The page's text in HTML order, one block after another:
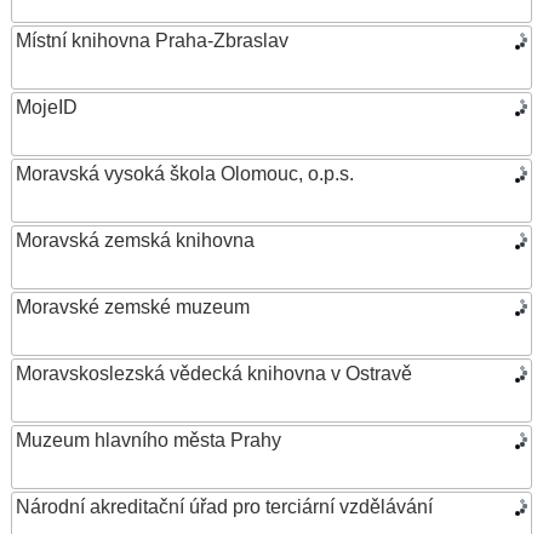
Místní knihovna Praha-Zbraslav
MojeID
Moravská vysoká škola Olomouc, o.p.s.
Moravská zemská knihovna
Moravské zemské muzeum
Moravskoslezská vědecká knihovna v Ostravě
Muzeum hlavního města Prahy
Národní akreditační úřad pro terciární vzdělávání